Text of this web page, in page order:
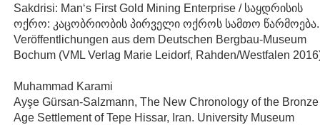
Sakdrisi: Man‘s First Gold Mining Enterprise / საყდრისის
ოქრო: კაცობრიობის პირველი ოქროს სამთო წარმოება.
Veröffentlichungen aus dem Deutschen Bergbau-Museum
Bochum (VML Verlag Marie Leidorf, Rahden/Westfalen
Muhammad Karami
Ayşe Gürsan-Salzmann, The New Chronology of the Bronze
Age Settlement of Tepe Hissar, Iran. University Museum